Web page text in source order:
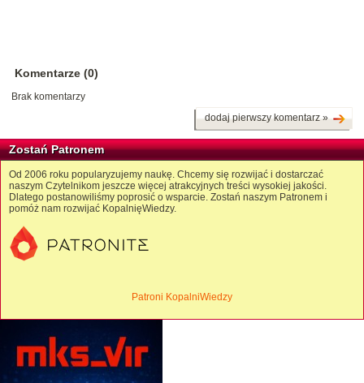
Komentarze (0)
Brak komentarzy
dodaj pierwszy komentarz »
Zostań Patronem
Od 2006 roku popularyzujemy naukę. Chcemy się rozwijać i dostarczać
naszym Czytelnikom jeszcze więcej atrakcyjnych treści wysokiej jakości.
Dlatego postanowiliśmy poprosić o wsparcie. Zostań naszym Patronem i
pomóż nam rozwijać KopalnięWiedzy.
Patroni KopalniWiedzy